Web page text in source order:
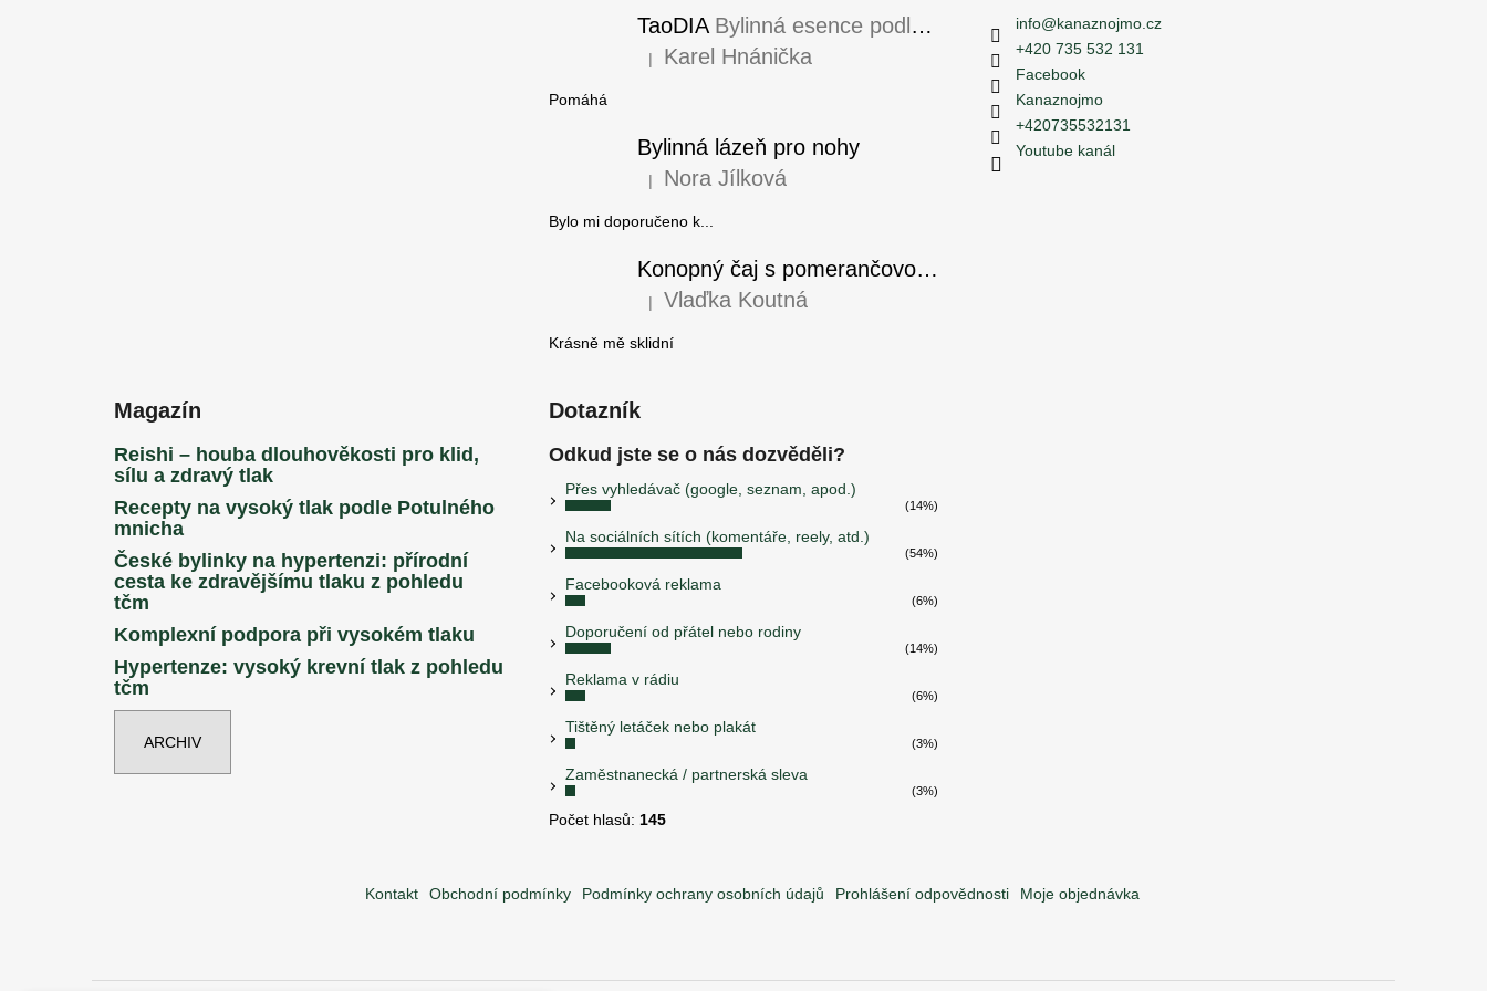
TaoDIA Bylinná esence podle TČM
Hodnocení produktu je 5 z 5 hvězdiček.
| Karel Hnánička
Pomáhá
Bylinná lázeň pro nohy
Hodnocení produktu je 5 z 5 hvězdiček.
| Nora Jílková
Bylo mi doporučeno k...
Konopný čaj s pomerančovou kúrou
Hodnocení produktu je 5 z 5 hvězdiček.
| Vlaďka Koutná
Krásně mě sklidní
info@kanaznojmo.cz
+420 735 532 131
Facebook
Kanaznojmo
+420735532131
Youtube kanál
Magazín
Reishi – houba dlouhověkosti pro klid,
sílu a zdravý tlak
Recepty na vysoký tlak podle Potulného
mnicha
České bylinky na hypertenzi: přírodní
cesta ke zdravějšímu tlaku z pohledu
tčm
Komplexní podpora při vysokém tlaku
Hypertenze: vysoký krevní tlak z pohledu
tčm
ARCHIV
Dotazník
Odkud jste se o nás dozvěděli?
Přes vyhledávač (google, seznam, apod.)
(14%)
Na sociálních sítích (komentáře, reely, atd.)
(54%)
Facebooková reklama
(6%)
Doporučení od přátel nebo rodiny
(14%)
Reklama v rádiu
(6%)
Tištěný letáček nebo plakát
(3%)
Zaměstnanecká / partnerská sleva
(3%)
Počet hlasů: 145
Kontakt Obchodní podmínky Podmínky ochrany osobních údajů Prohlášení odpovědnosti Moje objednávka